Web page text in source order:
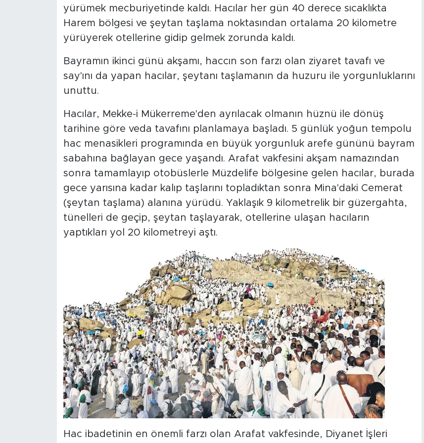
yürümek mecburiyetinde kaldı. Hacılar her gün 40 derece sıcaklıkta
Harem bölgesi ve şeytan taşlama noktasından ortalama 20 kilometre
yürüyerek otellerine gidip gelmek zorunda kaldı.
Bayramın ikinci günü akşamı, haccın son farzı olan ziyaret tavafı ve
say'ını da yapan hacılar, şeytanı taşlamanın da huzuru ile yorgunluklarını
unuttu.
Hacılar, Mekke-i Mükerreme'den ayrılacak olmanın hüznü ile dönüş
tarihine göre veda tavafını planlamaya başladı. 5 günlük yoğun tempolu
hac menasikleri programında en büyük yorgunluk arefe gününü bayram
sabahına bağlayan gece yaşandı. Arafat vakfesini akşam namazından
sonra tamamlayıp otobüslerle Müzdelife bölgesine gelen hacılar, burada
gece yarısına kadar kalıp taşlarını topladıktan sonra Mina'daki Cemerat
(şeytan taşlama) alanına yürüdü. Yaklaşık 9 kilometrelik bir güzergahta,
tünelleri de geçip, şeytan taşlayarak, otellerine ulaşan hacıların
yaptıkları yol 20 kilometreyi aştı.
Hac ibadetinin en önemli farzı olan Arafat vakfesinde, Diyanet İşleri